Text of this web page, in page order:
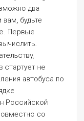
хозяйства и
билет
во сне вы
связано с
на